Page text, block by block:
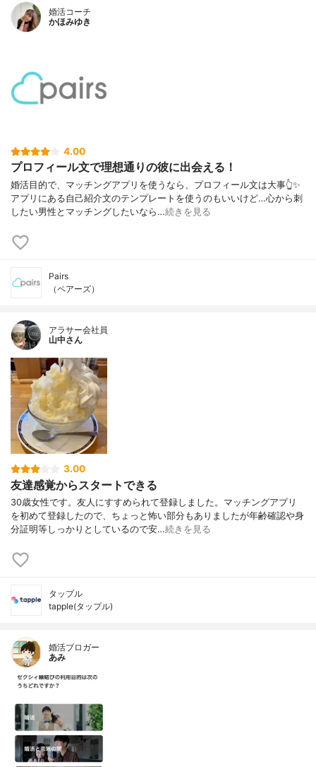
婚活コーチ
かほみゆき
4.00
プロフィール文で理想通りの彼に出会える！
婚活目的で、マッチングアプリを使うなら、プロフィール文は大事👆✨
アプリにある自己紹介文のテンプレートを使うのもいいけど…心から刺
したい男性とマッチングしたいなら…続きを見る
Pairs
（ペアーズ）
アラサー会社員
山中さん
3.00
友達感覚からスタートできる
30歳女性です。友人にすすめられて登録しました。マッチングアプリ
を初めて登録したので、ちょっと怖い部分もありましたが年齢確認や身
分証明等しっかりとしているので安…続きを見る
タップル
tapple(タップル)
婚活ブロガー
あみ